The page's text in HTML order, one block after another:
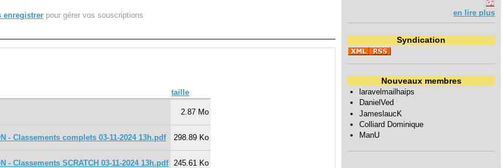
enregistrer pour gérer vos souscriptions
taille
2.87 Mo
- Classements complets 03-11-2024 13h.pdf 298.89 Ko
- Classements SCRATCH 03-11-2024 13h.pdf 245.61 Ko
en lire plus
Syndication
Nouveaux membres
laravelmailhaips
DanielVed
JameslaucK
Colliard Dominique
ManU